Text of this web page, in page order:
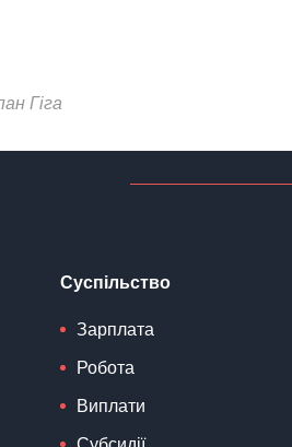
Гіга
Суспільство
Зарплата
Робота
Виплати